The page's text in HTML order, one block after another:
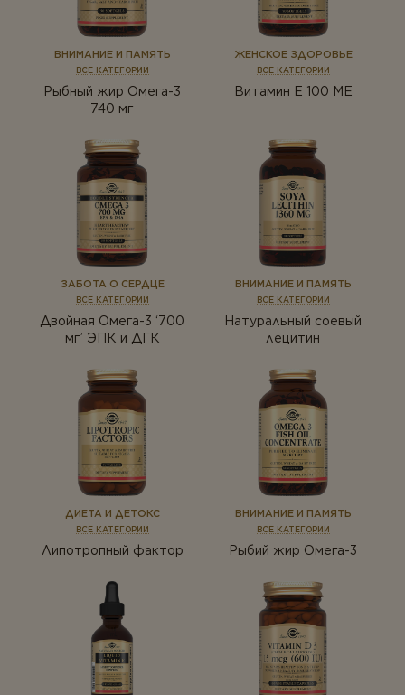
Антиоксиданты
Белки и аминокислоты
Веган
Витамины
Комплексы
Коэнзим
Магний
Минералы
Мультивитамины
Пробиотики
Растения
Ферменты
Для мужчин
Для старшего поколения
Белки и аминокислоты
Веган
Витамины
Комплексы
Коэнзим
Магний
Минералы
Мультивитамины
Омега-3
Пробиотики
Растения
Ферменты
ВНИМАНИЕ И ПАМЯТЬ
ВСЕ КАТЕГОРИИ
Рыбный жир Омега-3
740 мг
ЖЕНСКОЕ ЗДОРОВЬЕ
ВСЕ КАТЕГОРИИ
Витамин Е 100 ME
ЗАБОТА О СЕРДЦЕ
ВСЕ КАТЕГОРИИ
Двойная Омега-3 ‘700
мг’ ЭПК и ДГК
ВНИМАНИЕ И ПАМЯТЬ
ВСЕ КАТЕГОРИИ
Натуральный соевый
лецитин
ДИЕТА И ДЕТОКС
ВСЕ КАТЕГОРИИ
Липотропный фактор
ВНИМАНИЕ И ПАМЯТЬ
ВСЕ КАТЕГОРИИ
Рыбий жир Омега-3